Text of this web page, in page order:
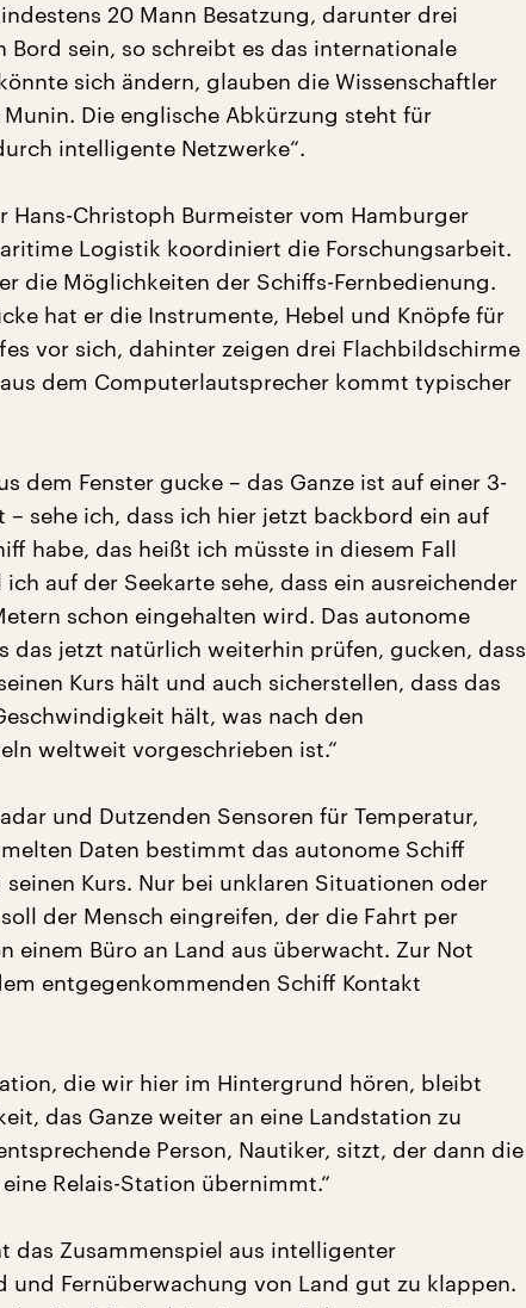
20 Mann Besatzung, darunter drei
Bord sein, so schreibt es das internationale
sich ändern, glauben die Wissenschaftler
Die englische Abkürzung steht für
intelligente Netzwerke“.
Hans-Christoph Burmeister vom Hamburger
Logistik koordiniert die Forschungsarbeit.
die Möglichkeiten der Schiffs-Fernbedienung.
hat er die Instrumente, Hebel und Knöpfe für
vor sich, dahinter zeigen drei Flachbildschirme
dem Computerlautsprecher kommt typischer
dem Fenster gucke – das Ganze ist auf einer 3-
sehe ich, dass ich hier jetzt backbord ein auf
habe, das heißt ich müsste in diesem Fall
auf der Seekarte sehe, dass ein ausreichender
schon eingehalten wird. Das autonome
das jetzt natürlich weiterhin prüfen, gucken, dass
Kurs hält und auch sicherstellen, dass das
hält, was nach den
weltweit vorgeschrieben ist.“
und Dutzenden Sensoren für Temperatur,
Daten bestimmt das autonome Schiff
Kurs. Nur bei unklaren Situationen oder
der Mensch eingreifen, der die Fahrt per
einem Büro an Land aus überwacht. Zur Not
entgegenkommenden Schiff Kontakt
die wir hier im Hintergrund hören, bleibt
das Ganze weiter an eine Landstation zu
Person, Nautiker, sitzt, der dann die
Relais-Station übernimmt.“
das Zusammenspiel aus intelligenter
und Fernüberwachung von Land gut zu klappen.